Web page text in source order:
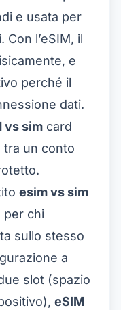
e usata per
l’eSIM, il
e
perché il
dati.
vs sim card
un conto
esim vs sim
per chi
sullo stesso
a
slot (spazio
eSIM